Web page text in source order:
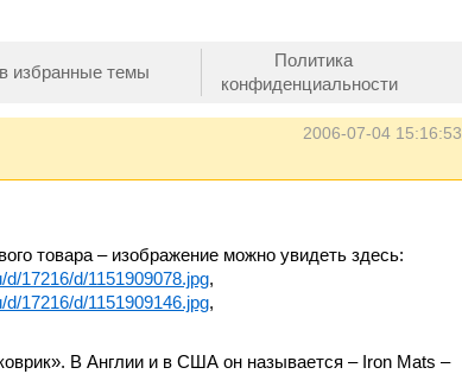
в избранные темы
Политика
конфиденциальности
2006-07-04 15:16:53
товара – изображение можно увидеть здесь:
d/17216/d/1151909078.jpg,
d/17216/d/1151909146.jpg,
В Англии и в США он называется – Iron Mats –